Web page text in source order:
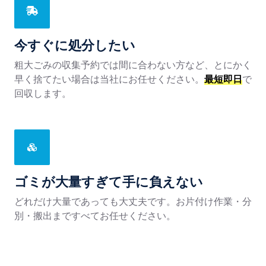
今すぐに処分したい
粗大ごみの収集予約では間に合わない方など、とにかく
早く捨てたい場合は当社にお任せください。 最短即日で
回収します。
ゴミが大量すぎて手に負えない
どれだけ大量であっても大丈夫です。お片付け作業・分
別・搬出まですべてお任せください。